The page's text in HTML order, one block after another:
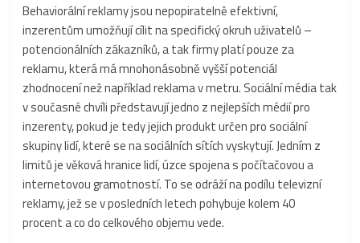
Behaviorální reklamy jsou nepopiratelně efektivní,
inzerentům umožňují cílit na specifický okruh uživatelů –
potencionálních zákazníků, a tak firmy platí pouze za
reklamu, která má mnohonásobně vyšší potenciál
zhodnocení než například reklama v metru. Sociální média tak
v současné chvíli představují jedno z nejlepších médií pro
inzerenty, pokud je tedy jejich produkt určen pro sociální
skupiny lidí, které se na sociálních sítích vyskytují. Jedním z
limitů je věková hranice lidí, úzce spojena s počítačovou a
internetovou gramotností. To se odráží na podílu televizní
reklamy, jež se v posledních letech pohybuje kolem 40
procent a co do celkového objemu vede.